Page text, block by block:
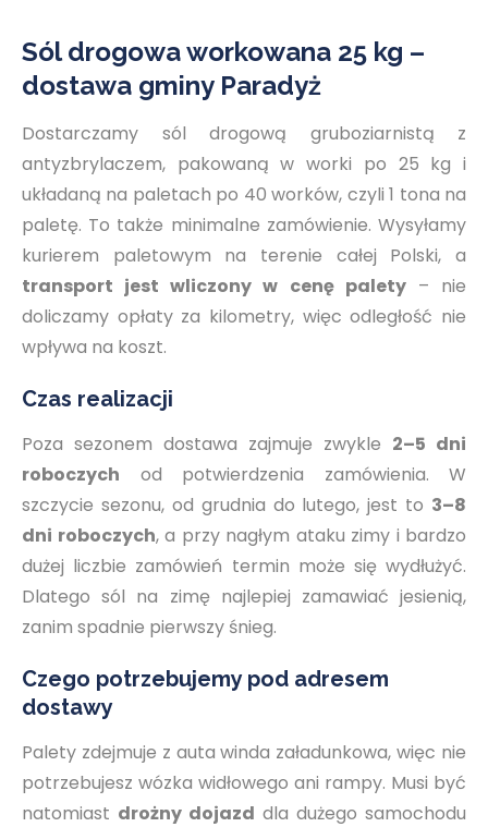
Sól drogowa workowana 25 kg –
dostawa gminy Paradyż
Dostarczamy sól drogową gruboziarnistą z
antyzbrylaczem, pakowaną w worki po 25 kg i
układaną na paletach po 40 worków, czyli 1 tona na
paletę. To także minimalne zamówienie. Wysyłamy
kurierem paletowym na terenie całej Polski, a
transport jest wliczony w cenę palety– nie
doliczamy opłaty za kilometry, więc odległość nie
wpływa na koszt.
Czas realizacji
Poza sezonem dostawa zajmuje zwykle 2–5 dni
roboczych od potwierdzenia zamówienia. W
szczycie sezonu, od grudnia do lutego, jest to 3–8
dni roboczych, a przy nagłym ataku zimy i bardzo
dużej liczbie zamówień termin może się wydłużyć.
Dlatego sól na zimę najlepiej zamawiać jesienią,
zanim spadnie pierwszy śnieg.
Czego potrzebujemy pod adresem
dostawy
Palety zdejmuje z auta winda załadunkowa, więc nie
potrzebujesz wózka widłowego ani rampy. Musi być
natomiast drożny dojazd dla dużego samochodu